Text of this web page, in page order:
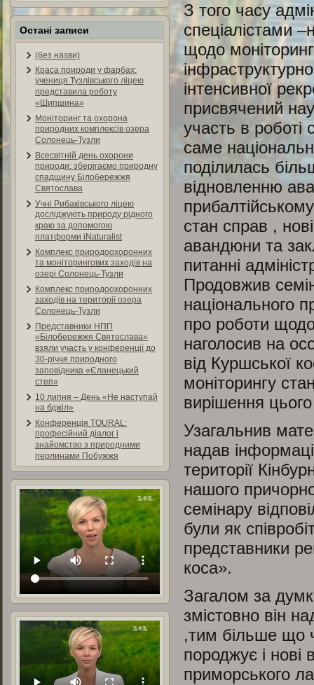
Остані записи
(без назви)
Краса природи у фарбах:
учениця Тузлівського ліцею
представила роботу
«Шипшина»
Моніторинг та охорона
природних комплексів озера
Солонець-Тузли
Всесвітній день охорони
природи: зберігаємо природну
спадщину Білобережжя
Святослава
Учні Рибаківського ліцею
досліджують природу рідного
краю за допомогою
платформи iNaturalist
Комплекс природоохоронних
та моніторингових заходів на
озері Солонець-Тузли
Комплекс природоохоронних
заходів на території озера
Солонець-Тузли
Представники НПП
«Білобережжя Святослава»
взяли участь у конференції до
30-річчя природного
заповідника «Єланецький
степ»
10 липня – День «Не наступай
на бджіл»
Конференція TOURAL:
професійний діалог і
знайомство з природними
перлинами Побужжя
З того часу
спеціалістами
щодо
інтенсивної
присвячений
участь в роботі
саме
поділилась
відновленню
стан справ ,
авандюни та
питанні
Продовжив
національного
про роботи
наголосив на
від Куршської
моніторингу
вирішення
Узагальнив
надав
території
нашого
семінару
були як
представники
коса».
Загалом за
змістовно він
,тим більше що
породжує і нові
приморського